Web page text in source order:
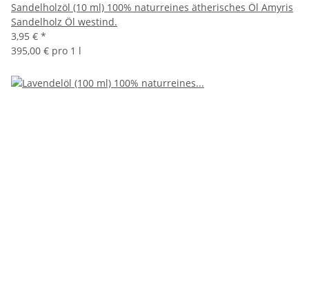
Sandelholzöl (10 ml) 100% naturreines ätherisches Öl Amyris
Sandelholz Öl westind.
3,95 € *
395,00 € pro 1 l